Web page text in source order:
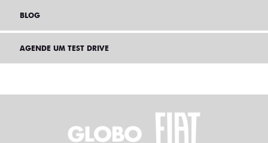
BLOG
AGENDE UM TEST DRIVE